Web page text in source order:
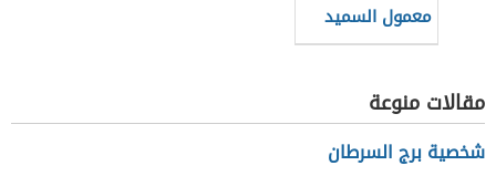
معمول السميد
بالجوز
مقالات منوعة
شخصية برج السرطان